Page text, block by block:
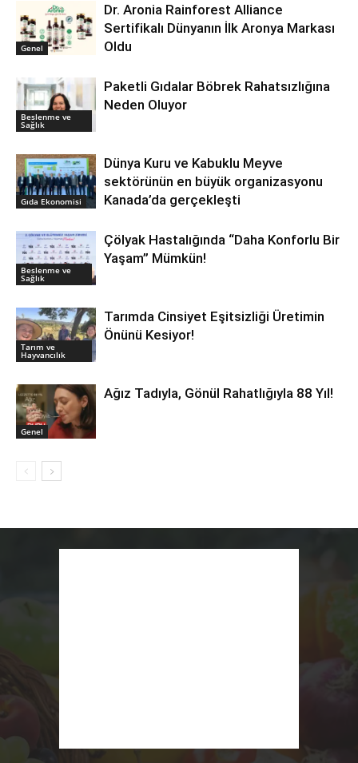
Genel
Dr. Aronia Rainforest Alliance
Sertifikalı Dünyanın İlk Aronya Markası
Oldu
Beslenme ve
Sağlık
Paketli Gıdalar Böbrek Rahatsızlığına
Neden Oluyor
Gıda Ekonomisi
Dünya Kuru ve Kabuklu Meyve
sektörünün en büyük organizasyonu
Kanada’da gerçekleşti
Beslenme ve
Sağlık
Çölyak Hastalığında “Daha Konforlu Bir
Yaşam” Mümkün!
Tarım ve
Hayvancılık
Tarımda Cinsiyet Eşitsizliği Üretimin
Önünü Kesiyor!
Genel
Ağız Tadıyla, Gönül Rahatlığıyla 88 Yıl!